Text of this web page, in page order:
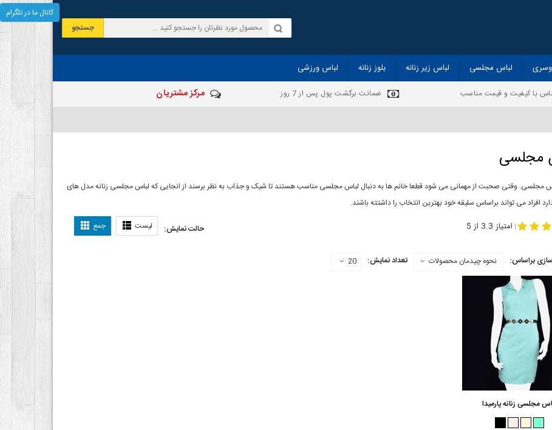
جستجو
لباس مجلسی لباس زیر زنانه بلوز زنانه لباس ورزشی
با کیفیت و قیمت مناسب ضمانت برگشت پول پس از 7 روز مرکز مشتریان
مجلسی
مجلسی. وقتی صحبت از مهمانی می شود قطعا خانم ها به دنبال لباس مجلسی مناسب هستند تا شیک و جذاب به نظر برسند از انجایی که لباس مجلسی زنانه مدل های
افراد می تواند براساس سلیقه خود بهترین انتخاب را داشتته باشند.
حالت نمایش: لیست جمع | امتیاز 3.3 از 5
براساس: نحوه چیدمان محصولات تعداد نمایش: 20
مجلسی زنانه پارمیدا
کانال ما در تلگرام